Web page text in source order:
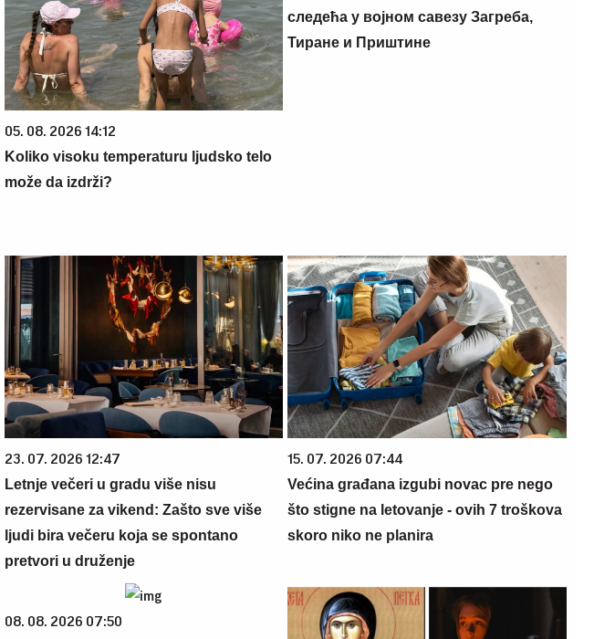
05. 08. 2026 14:12
Koliko visoku temperaturu ljudsko telo
može da izdrži?
следећа у војном савезу Загреба,
Тиране и Приштине
23. 07. 2026 12:47
Letnje večeri u gradu više nisu
rezervisane za vikend: Zašto sve više
ljudi bira večeru koja se spontano
pretvori u druženje
15. 07. 2026 07:44
Većina građana izgubi novac pre nego
što stigne na letovanje - ovih 7 troškova
skoro niko ne planira
08. 08. 2026 07:50